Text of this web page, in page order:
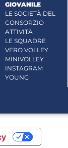
GIOVANILE
LE SOCIETÀ DEL
CONSORZIO
ATTIVITÀ
LE SQUADRE
VERO VOLLEY
MINIVOLLEY
INSTAGRAM
YOUNG